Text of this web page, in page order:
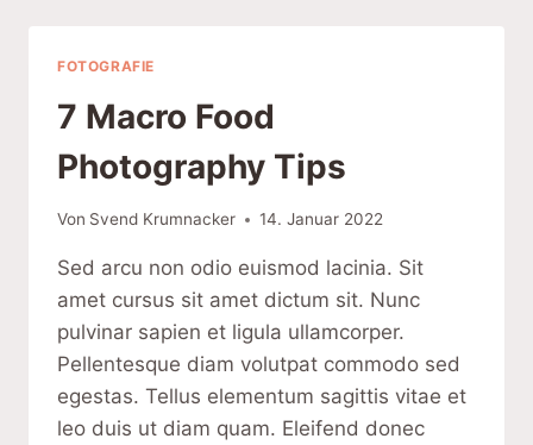
FOTOGRAFIE
7 Macro Food
Photography Tips
Von Svend Krumnacker 14. Januar 2022
Sed arcu non odio euismod lacinia. Sit
amet cursus sit amet dictum sit. Nunc
pulvinar sapien et ligula ullamcorper.
Pellentesque diam volutpat commodo sed
egestas. Tellus elementum sagittis vitae et
leo duis ut diam quam. Eleifend donec